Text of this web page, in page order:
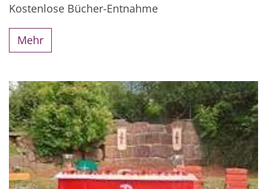
Kostenlose Bücher-Entnahme
Mehr